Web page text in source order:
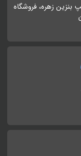
زهره، فروشگاه